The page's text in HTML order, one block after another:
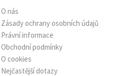
O nás
Zásady ochrany osobních údajů
Právní informace
Obchodní podmínky
O cookies
Nejčastější dotazy